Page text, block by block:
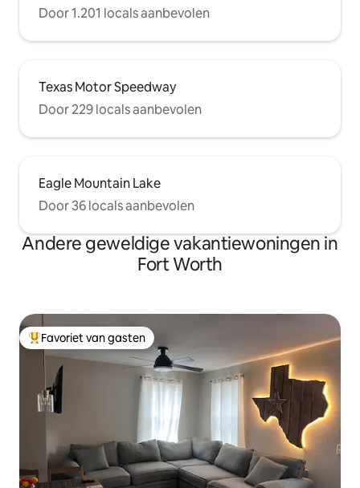
Door 1.201 locals aanbevolen
Texas Motor Speedway
Door 229 locals aanbevolen
Eagle Mountain Lake
Door 36 locals aanbevolen
Andere geweldige vakantiewoningen in
Fort Worth
Topfavoriet van gasten
Favoriet van gasten